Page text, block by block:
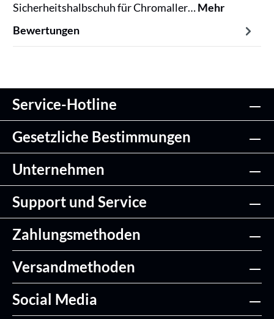
Sicherheitshalbschuh für Chromaller…Mehr
Bewertungen
Service-Hotline
Gesetzliche Bestimmungen
Unternehmen
Support und Service
Zahlungsmethoden
Versandmethoden
Social Media